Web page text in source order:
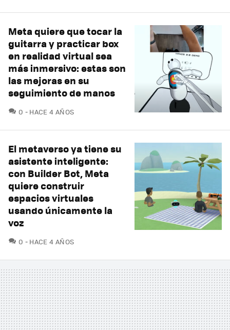
Meta quiere que tocar la
guitarra y practicar box
en realidad virtual sea
más inmersivo: estas son
las mejoras en su
seguimiento de manos
0 COMENTARIOS
HACE 4 AÑOS
El metaverso ya tiene su
asistente inteligente:
con Builder Bot, Meta
quiere construir
espacios virtuales
usando únicamente la
voz
0 COMENTARIOS
HACE 4 AÑOS